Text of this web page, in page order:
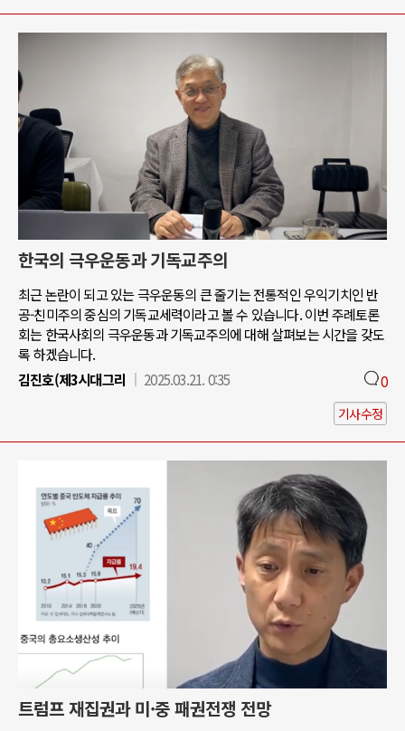
한국의 극우운동과 기독교주의
최근 논란이 되고 있는 극우운동의 큰 줄기는 전통적인 우익기치인 반
공-친미주의 중심의 기독교세력이라고 볼 수 있습니다. 이번 주례토론
회는 한국사회의 극우운동과 기독교주의에 대해 살펴보는 시간을 갖도
록 하겠습니다.
김진호(제3시대그리
2025.03.21. 0:35 0
기사수정
트럼프 재집권과 미·중 패권전쟁 전망